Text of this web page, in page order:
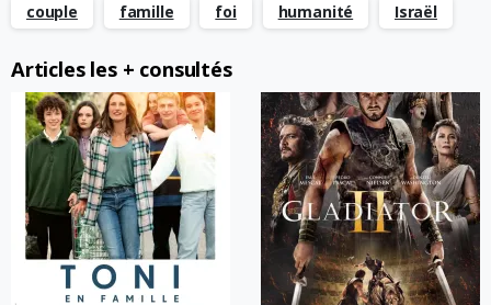
couple famille foi humanité Israël
Articles les + consultés